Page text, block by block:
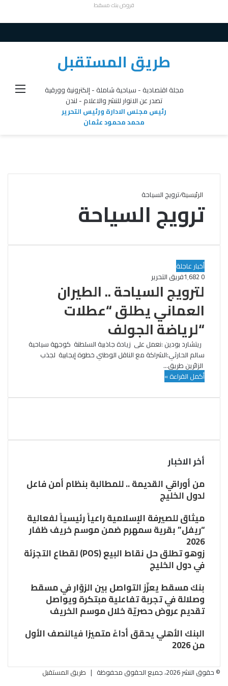
قروض بنك مسقط
طريق المستقبل
مجلة اقتصادية - سياحية شاملة - إلكترونية وورقية
تصدر عن الانوار للنشر والاعلام - لندن
رئيس مجلس الادارة ورئيس التحرير
محمد محمود عثمان
الرئيسية/ترويج السياحة
ترويج السياحة
أخبار عاجلة
فريق التحرير
0
لترويج السياحة .. الطيران
العماني يطلق “عطلات
“لرياضة الجولف
ريتشارد بودين :نعمل على زيادة جاذبية السلطنة كوجهة سياحية
سالم الحارثي:الشراكة مع الناقل الوطني خطوة إيجابية لجذب
الزائرين طريق…
أكمل القراءة »
أخر الاخبار
من أوراقي القديمة .. للمطالبة بنظام أمن فاعل
لدول الخليج
ميثاق للصيرفة الإسلامية راعياً رئيسياً لفعالية
“ريفل” بقرية سمهرم ضمن موسم خريف ظفار
2026
زوهو تطلق حل نقاط البيع (POS) لقطاع التجزئة
في دول الخليج
بنك مسقط يعزّز التواصل بين الزوّار في مسقط
وصلالة في تجربة تفاعلية مبتكرة ويواصل
تقديم عروض حصريّة خلال موسم الخريف
البنك الأهلي يحقق أداءً متميزا فيالنصف الأول
من 2026
© حقوق النشر 2026، جميع الحقوق محفوظة |
طريق المستقبل